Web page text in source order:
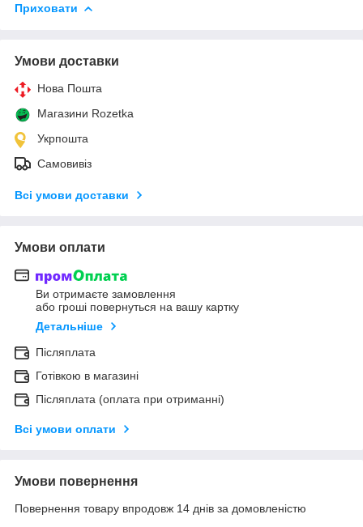
Приховати
Умови доставки
Нова Пошта
Магазини Rozetka
Укрпошта
Самовивіз
Всі умови доставки
Умови оплати
Ви отримаєте замовлення
або гроші повернуться на вашу картку
Детальніше
Післяплата
Готівкою в магазині
Післяплата (оплата при отриманні)
Всі умови оплати
Умови повернення
Повернення товару впродовж 14 днів за домовленістю